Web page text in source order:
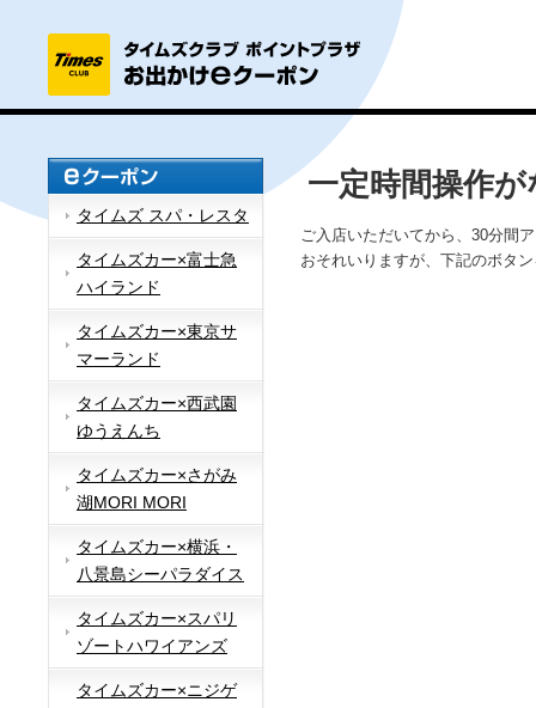
タイムズ スパ・レスタ
タイムズカー×富士急
ハイランド
タイムズカー×東京サ
マーランド
タイムズカー×西武園
ゆうえんち
タイムズカー×さがみ
湖MORI MORI
タイムズカー×横浜・
八景島シーパラダイス
タイムズカー×スパリ
ゾートハワイアンズ
タイムズカー×ニジゲ
一定時間操作
ご入店いただいてから、30分間
おそれいりますが、下記のボタ